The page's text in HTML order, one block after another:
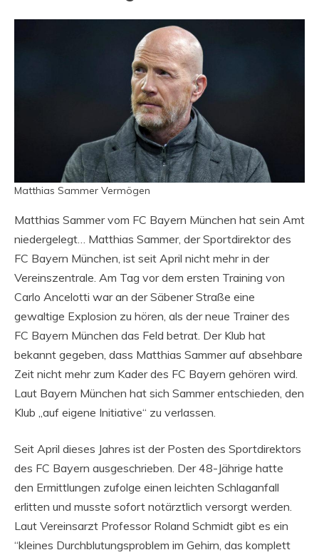
Matthias Sammer Vermögen
Matthias Sammer vom FC Bayern München hat sein Amt
niedergelegt… Matthias Sammer, der Sportdirektor des
FC Bayern München, ist seit April nicht mehr in der
Vereinszentrale. Am Tag vor dem ersten Training von
Carlo Ancelotti war an der Säbener Straße eine
gewaltige Explosion zu hören, als der neue Trainer des
FC Bayern München das Feld betrat. Der Klub hat
bekannt gegeben, dass Matthias Sammer auf absehbare
Zeit nicht mehr zum Kader des FC Bayern gehören wird.
Laut Bayern München hat sich Sammer entschieden, den
Klub „auf eigene Initiative“ zu verlassen.
Seit April dieses Jahres ist der Posten des Sportdirektors
des FC Bayern ausgeschrieben. Der 48-Jährige hatte
den Ermittlungen zufolge einen leichten Schlaganfall
erlitten und musste sofort notärztlich versorgt werden.
Laut Vereinsarzt Professor Roland Schmidt gibt es ein
“kleines Durchblutungsproblem im Gehirn, das komplett